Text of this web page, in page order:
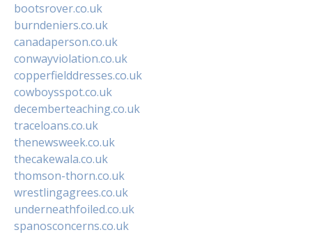
bootsrover.co.uk
burndeniers.co.uk
canadaperson.co.uk
conwayviolation.co.uk
copperfielddresses.co.uk
cowboysspot.co.uk
decemberteaching.co.uk
traceloans.co.uk
thenewsweek.co.uk
thecakewala.co.uk
thomson-thorn.co.uk
wrestlingagrees.co.uk
underneathfoiled.co.uk
spanosconcerns.co.uk